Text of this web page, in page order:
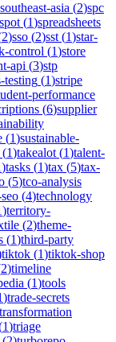
southeast-asia (2)spc
spot (1)spreadsheets
2)sso (2)sst (1)star-
control (1)store
api (3)stp
testing (1)stripe
performance
(6)supplier
(1)sustainable-
(1)takealot (1)talent-
)tasks (1)tax (5)tax-
(5)tco-analysis
(4)technology
)territory-
(2)theme-
(1)third-party
tiktok (1)tiktok-shop
2)timeline
(1)tools
)trade-secrets
transformation
1)triage